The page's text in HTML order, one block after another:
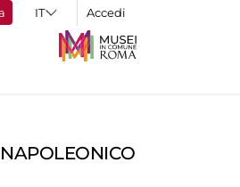
Accedi